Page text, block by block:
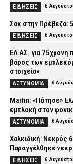
ΕΙΔΗΣΕΙΣ 6
Σοκ στην Πρέβεζα:
ΕΙΔΗΣΕΙΣ 6
ΕΛ.ΑΣ. για 75χρονη
βάρος των
στοιχεία»
ΑΣΤΥΝΟΜΙΑ 6
Marfin: «Πάτησε»
εμπλοκή στον
ΑΣΤΥΝΟΜΙΑ 6
Χαλκιδική: Νεκρός
Παραγγέλθηκε
ΕΙΔΗΣΕΙΣ 6